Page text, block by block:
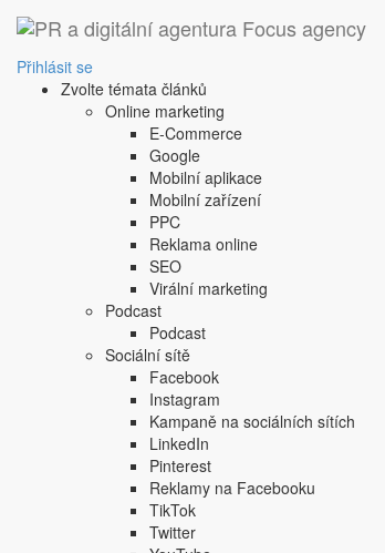
Přihlásit se
Zvolte témata článků
Online marketing
E-Commerce
Google
Mobilní aplikace
Mobilní zařízení
PPC
Reklama online
SEO
Virální marketing
Podcast
Podcast
Sociální sítě
Facebook
Instagram
Kampaně na sociálních sítích
LinkedIn
Pinterest
Reklamy na Facebooku
TikTok
Twitter
mediální partner
1. 8. 2024 |Petr Michl
Tak velká špína, že to rozhodí i
Zdroj: Clash of The Stars
MMA přijde části lidí jako příliš brutální
zejména o vytvoření kolbiště pro
hlavního sponzora.